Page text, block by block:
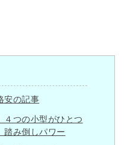
安の記事
４つの小型がひとつ
み倒しパワー